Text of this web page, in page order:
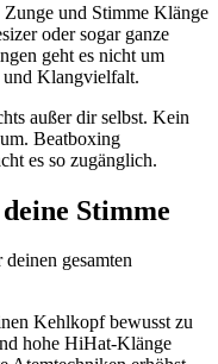
und Stimme Klänge
oder sogar ganze
geht es nicht um
Klangvielfalt.
außer dir selbst. Kein
Beatboxing
es so zugänglich.
Stimme
gesamten
Kehlkopf bewusst zu
hohe HiHat-Klänge